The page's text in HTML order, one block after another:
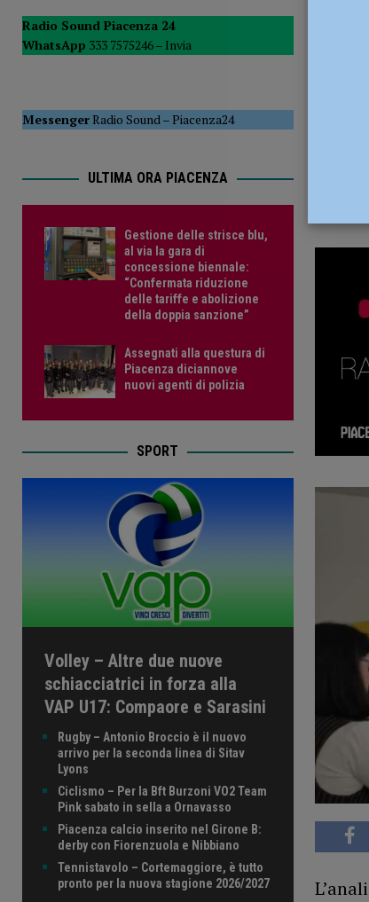
Radio Sound Piacenza 24
WhatsApp 333 7575246 – Invia
MessengerRadio Sound–Piacenza24
ULTIMA ORA PIACENZA
Gestione delle strisce blu,
al via la gara di
concessione biennale:
“Confermata riduzione
delle tariffe e abolizione
della doppia sanzione”
Assegnati alla questura di
Piacenza diciannove
nuovi agenti di polizia
SPORT
Volley – Altre due nuove
schiacciatrici in forza alla
VAP U17: Compaore e Sarasini
Rugby – Antonio Broccio è il nuovo
arrivo per la seconda linea di Sitav
Lyons
Ciclismo – Per la Bft Burzoni VO2 Team
Pink sabato in sella a Ornavasso
Piacenza calcio inserito nel Girone B:
derby con Fiorenzuola e Nibbiano
Tennistavolo – Cortemaggiore, è tutto
pronto per la nuova stagione 2026/2027